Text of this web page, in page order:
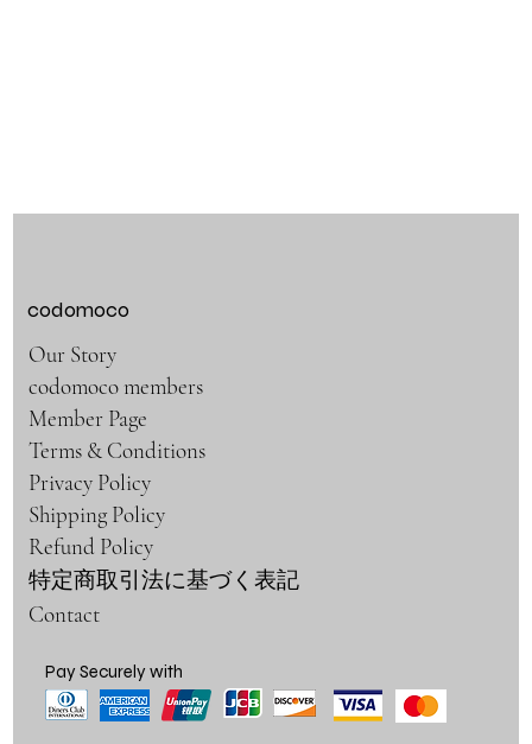
codomoco
Our Story
codomoco members
Member Page
Terms & Conditions
Privacy Policy
Shipping Policy
Refund Policy
特定商取引法に基づく表記
Contact
Pay Securely with